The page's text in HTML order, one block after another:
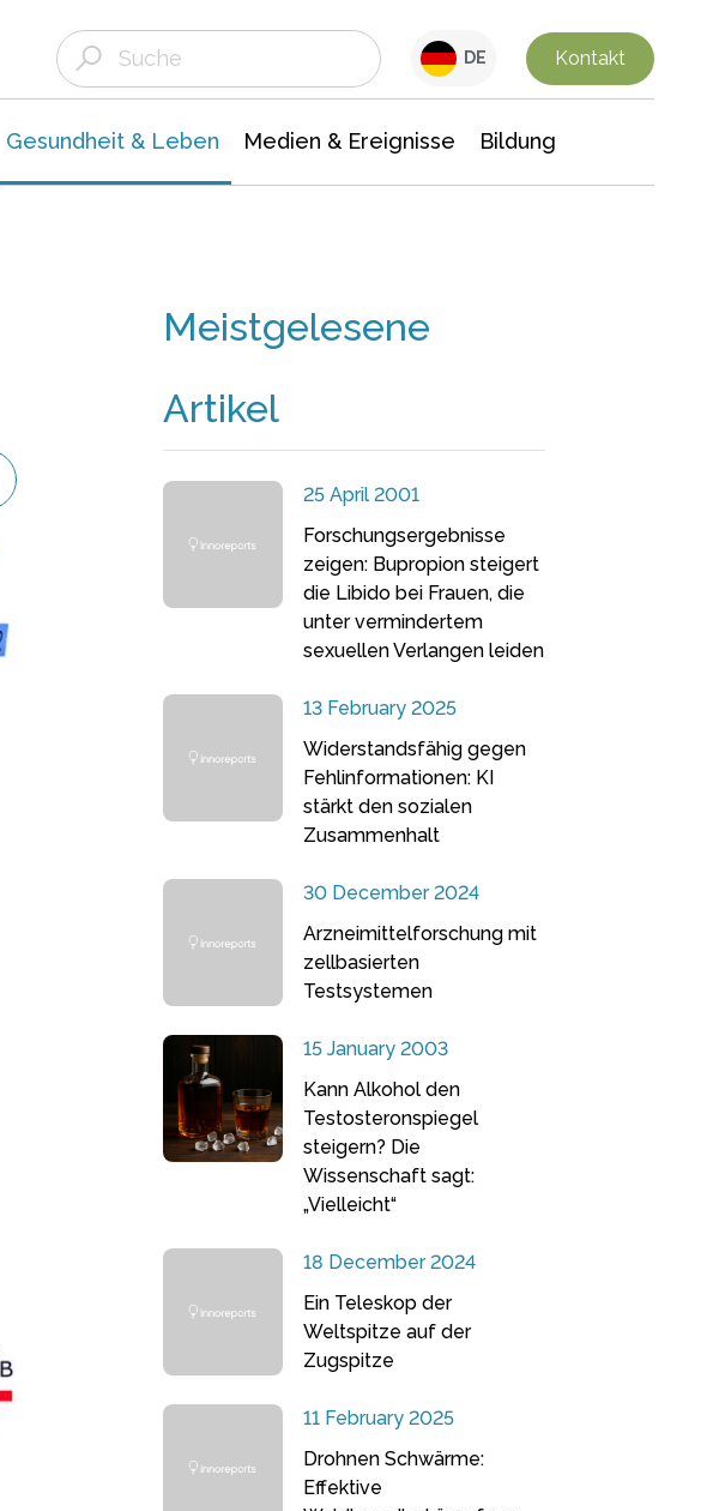
DE Kontakt
Gesundheit & Leben Medien & Ereignisse Bildung
Meistgelesene
Artikel
25 April 2001
Forschungsergebnisse
zeigen: Bupropion steigert
die Libido bei Frauen, die
unter vermindertem
sexuellen Verlangen leiden
13 February 2025
Widerstandsfähig gegen
Fehlinformationen: KI
stärkt den sozialen
Zusammenhalt
30 December 2024
Arzneimittelforschung mit
zellbasierten
Testsystemen
15 January 2003
Kann Alkohol den
Testosteronspiegel
steigern? Die
Wissenschaft sagt:
„Vielleicht“
18 December 2024
Ein Teleskop der
Weltspitze auf der
Zugspitze
11 February 2025
Drohnen Schwärme:
Effektive